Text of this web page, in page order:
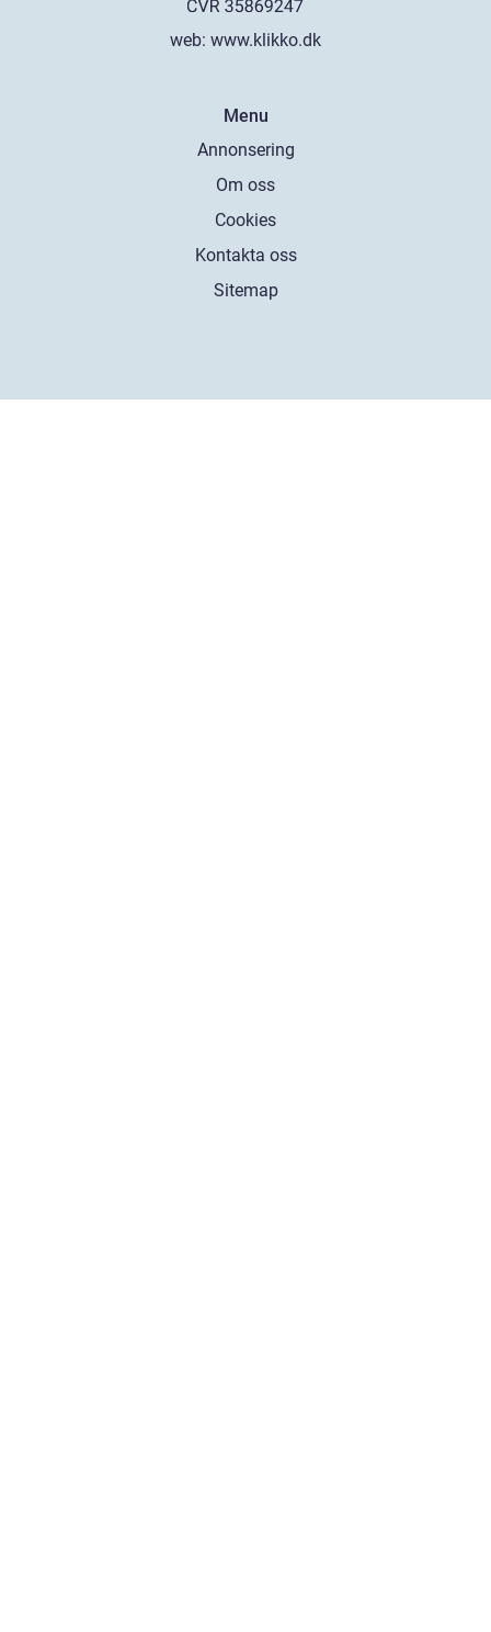
web: www.klikko.dk
Menu
Annonsering
Om oss
Cookies
Kontakta oss
Sitemap